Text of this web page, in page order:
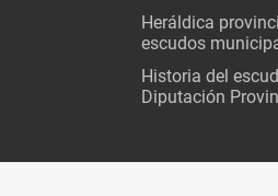
Heráldica
escudos
Historia del
Diputación